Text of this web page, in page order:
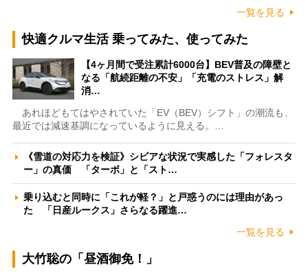
一覧を見る
快適クルマ生活 乗ってみた、使ってみた
【4ヶ月間で受注累計6000台】BEV普及の障壁と
なる「航続距離の不安」「充電のストレス」解
消…
あれほどもてはやされていた「EV（BEV）シフト」の潮流も、
最近では減速基調になっているように見える。…
《雪道の対応力を検証》シビアな状況で実感した「フォレスタ
ー」の真価 「ターボ」と「スト…
乗り込むと同時に「これが軽？」と戸惑うのには理由があっ
た 「日産ルークス」さらなる躍進…
一覧を見る
大竹聡の「昼酒御免！」